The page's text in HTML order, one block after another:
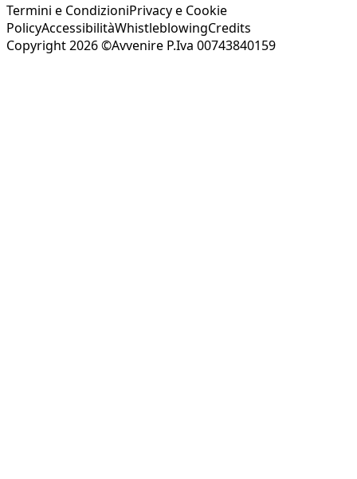
Termini e CondizioniPrivacy e Cookie
PolicyAccessibilitàWhistleblowingCredits
Copyright 2026 ©Avvenire P.Iva 00743840159